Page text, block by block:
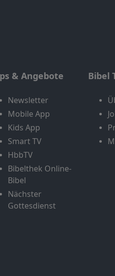
& Angebote
Newsletter
Mobile App
Kids App
Smart TV
HbbTV
Bibelthek Online-
Bibel
Nächster
Gottesdienst
Bibel